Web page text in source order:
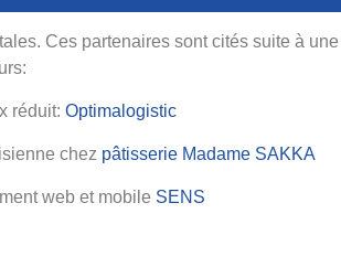
Ces partenaires sont cités suite à
réduit: Optimalogistic
chez pâtisserie Madame SAKKA
web et mobile SENS